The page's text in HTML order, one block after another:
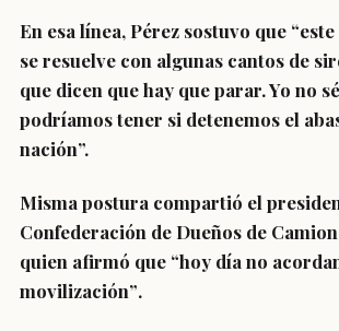
En esa línea, Pérez sostuvo que
se resuelve con algunas cantos de
que dicen que hay que parar. Yo no
podríamostener si detenemos el
nación”.
Misma postura compartió el
Confederación de Dueños de
quien afirmó que “hoy día no
movilización”.